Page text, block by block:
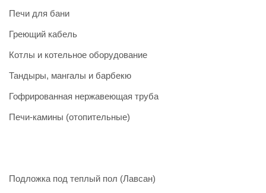
Печи для бани
Греющий кабель
Котлы и котельное оборудование
Тандыры, мангалы и барбекю
Гофрированная нержавеющая труба
Печи-камины (отопительные)
Подложка под теплый пол (Лавсан)